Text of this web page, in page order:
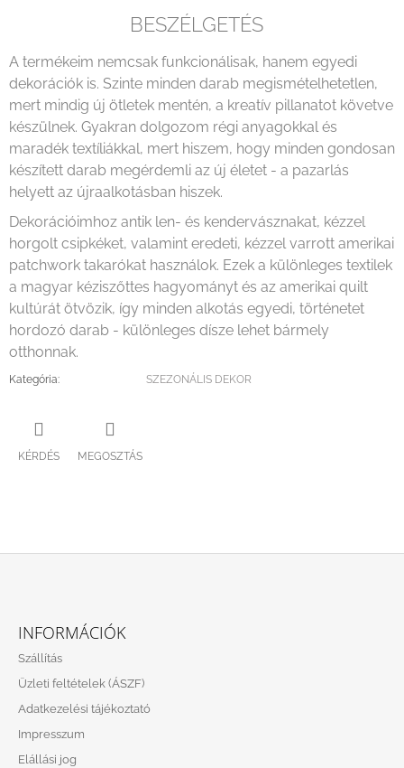
BESZÉLGETÉS
A termékeim nemcsak funkcionálisak, hanem egyedi
dekorációk is. Szinte minden darab megismételhetetlen,
mert mindig új ötletek mentén, a kreatív pillanatot követve
készülnek. Gyakran dolgozom régi anyagokkal és
maradék textíliákkal, mert hiszem, hogy minden gondosan
készített darab megérdemli az új életet - a pazarlás
helyett az újraalkotásban hiszek.
Dekorációimhoz antik len- és kendervásznakat, kézzel
horgolt csipkéket, valamint eredeti, kézzel varrott amerikai
patchwork takarókat használok. Ezek a különleges textilek
a magyar kéziszőttes hagyományt és az amerikai quilt
kultúrát ötvözik, így minden alkotás egyedi, történetet
hordozó darab - különleges dísze lehet bármely
otthonnak.
Kategória: SZEZONÁLIS DEKOR
KÉRDÉS MEGOSZTÁS
INFORMÁCIÓK
Szállítás
Üzleti feltételek (ÁSZF)
Adatkezelési tájékoztató
Impresszum
Elállási jog